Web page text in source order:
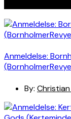
Anmeldelse:
By: